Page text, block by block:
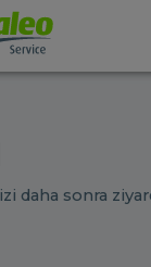
daha sonra